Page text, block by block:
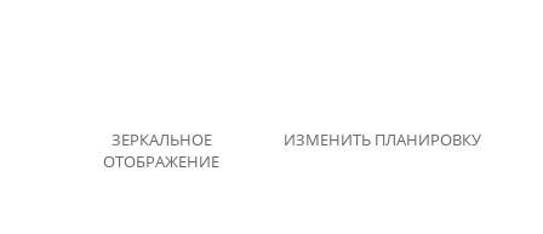
ЗЕРКАЛЬНОЕ
ОТОБРАЖЕНИЕ
ИЗМЕНИТЬ ПЛАНИРОВКУ